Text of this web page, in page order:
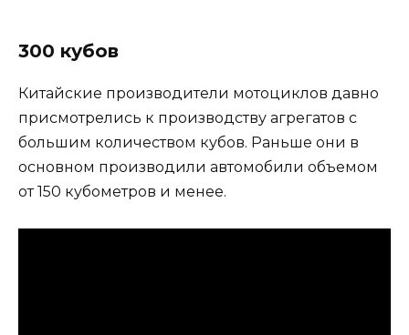
300 кубов
Китайские производители мотоциклов давно
присмотрелись к производству агрегатов с
большим количеством кубов. Раньше они в
основном производили автомобили объемом
от 150 кубометров и менее.